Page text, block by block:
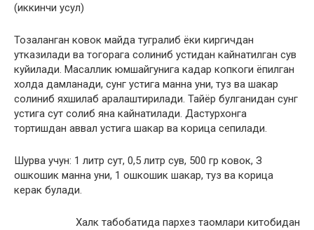
(иккинчи усул)
Тозаланган ковок майда тугралиб ёки киргичдан
утказилади ва тогорага солиниб устидан кайнатилган сув
куйилади. Масаллик юмшайгунига кадар копкоги ёпилган
холда дамланади, сунг устига манна уни, туз ва шакар
солиниб яхшилаб аралаштирилади. Тайёр булганидан сунг
устига сут солиб яна кайнатилади. Дастурхонга
тортишдан аввал устига шакар ва корица сепилади.
Шурва учун: 1 литр сут, 0,5 литр сув, 500 гр ковок, З
ошкошик манна уни, 1 ошкошик шакар, туз ва корица
керак булади.
Халк табобатида пархез таомлари китобидан